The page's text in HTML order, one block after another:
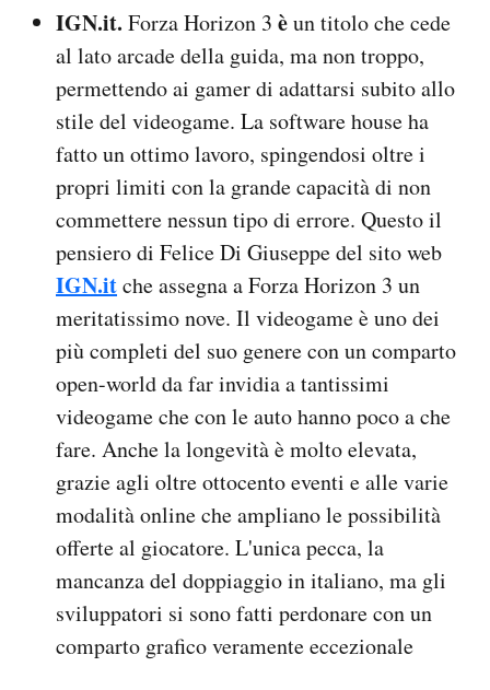
IGN.it. Forza Horizon 3 èun titolo che cede
al lato arcade della guida, ma non troppo,
permettendo ai gamer di adattarsi subito allo
stile del videogame. La software house ha
fatto un ottimo lavoro, spingendosi oltre i
propri limiti con la grande capacità di non
commettere nessun tipo di errore. Questo il
pensiero di Felice Di Giuseppe del sito web
IGN.itche assegna a Forza Horizon 3 un
meritatissimo nove. Il videogame è uno dei
più completi del suo genere con un comparto
open-world da far invidia a tantissimi
videogame che con le auto hanno poco a che
fare. Anche la longevità è molto elevata,
grazie agli oltre ottocento eventi e alle varie
modalità online che ampliano le possibilità
offerte al giocatore. L'unica pecca, la
mancanza del doppiaggio in italiano, ma gli
sviluppatori si sono fatti perdonare con un
comparto grafico veramente eccezionale